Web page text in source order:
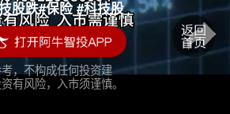
股跌#保险 #科技股
，不构成任何投资建
有风险，入市须谨慎。